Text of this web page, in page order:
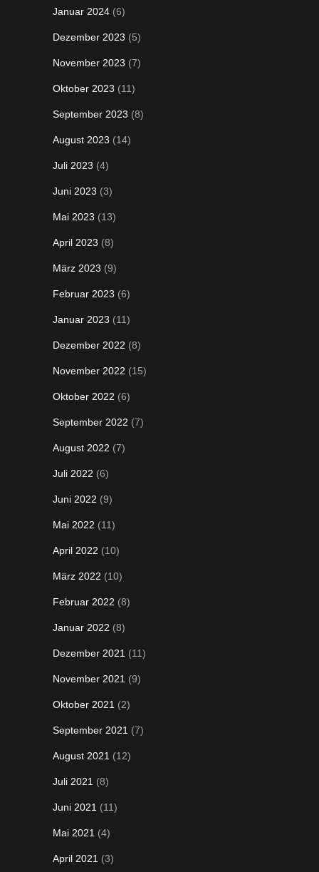
Januar 2024 (6)
Dezember 2023 (5)
November 2023 (7)
Oktober 2023 (11)
September 2023 (8)
August 2023 (14)
Juli 2023 (4)
Juni 2023 (3)
Mai 2023 (13)
April 2023 (8)
März 2023 (9)
Februar 2023 (6)
Januar 2023 (11)
Dezember 2022 (8)
November 2022 (15)
Oktober 2022 (6)
September 2022 (7)
August 2022 (7)
Juli 2022 (6)
Juni 2022 (9)
Mai 2022 (11)
April 2022 (10)
März 2022 (10)
Februar 2022 (8)
Januar 2022 (8)
Dezember 2021 (11)
November 2021 (9)
Oktober 2021 (2)
September 2021 (7)
August 2021 (12)
Juli 2021 (8)
Juni 2021 (11)
Mai 2021 (4)
April 2021 (3)